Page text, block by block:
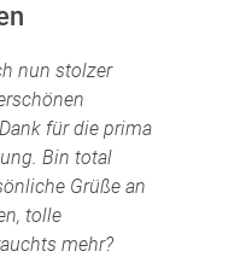
nun stolzer
für die prima
Bin total
Grüße an
tolle
mehr?